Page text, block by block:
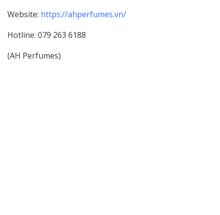
Website: https://ahperfumes.vn/
Hotline: 079 263 6188
(AH Perfumes)